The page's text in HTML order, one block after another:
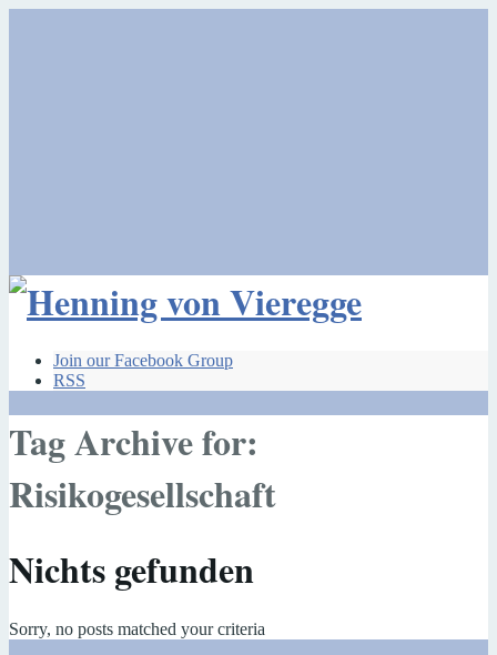
Join our Facebook Group
RSS
Tag Archive for:
Risikogesellschaft
Nichts gefunden
Sorry, no posts matched your criteria